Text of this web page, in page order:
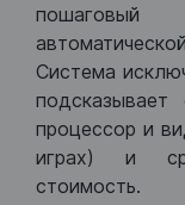
Система
подсказывает
процессор и
играх) и
стоимость.